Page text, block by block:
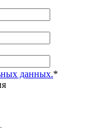
данных.*